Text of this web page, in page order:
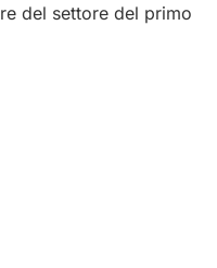
del settore del primo